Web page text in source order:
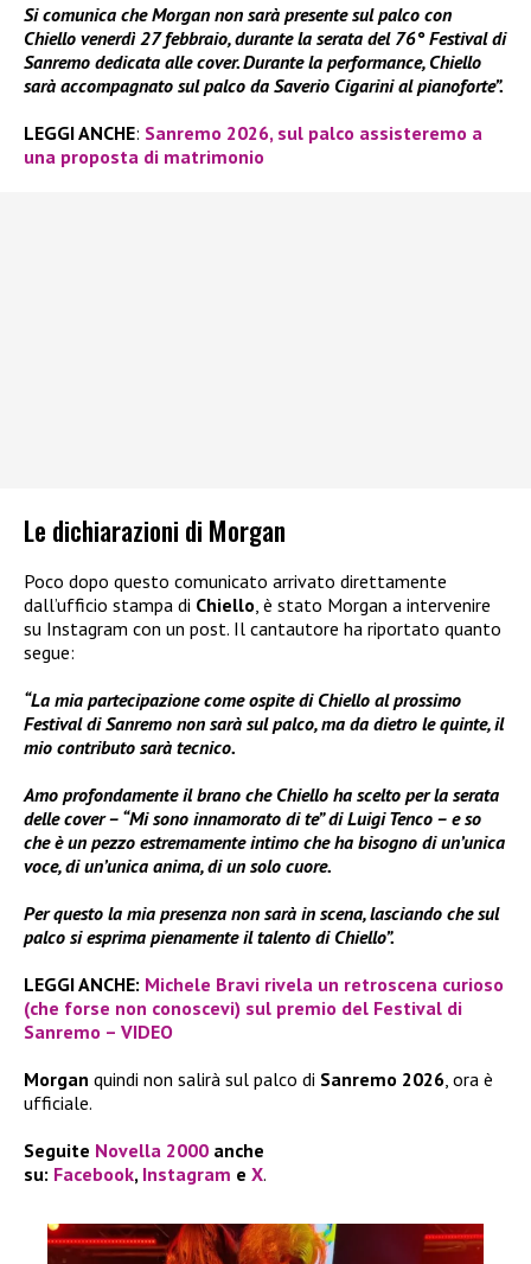
Si comunica che Morgan non sarà presente sul palco con
Chiello venerdì 27 febbraio, durante la serata del 76° Festival di
Sanremo dedicata alle cover. Durante la performance, Chiello
sarà accompagnato sul palco da Saverio Cigarini al pianoforte”.
LEGGI ANCHE: Sanremo 2026, sul palco assisteremo a
una proposta di matrimonio
Le dichiarazioni di Morgan
Poco dopo questo comunicato arrivato direttamente
dall’ufficio stampa di Chiello, è stato Morgan a intervenire
su Instagram con un post. Il cantautore ha riportato quanto
segue:
“La mia partecipazione come ospite di Chiello al prossimo
Festival di Sanremo non sarà sul palco, ma da dietro le quinte, il
mio contributo sarà tecnico.
Amo profondamente il brano che Chiello ha scelto per la serata
delle cover – “Mi sono innamorato di te” di Luigi Tenco – e so
che è un pezzo estremamente intimo che ha bisogno di un’unica
voce, di un’unica anima, di un solo cuore.
Per questo la mia presenza non sarà in scena, lasciando che sul
palco si esprima pienamente il talento di Chiello”.
LEGGI ANCHE: Michele Bravi rivela un retroscena curioso
(che forse non conoscevi) sul premio del Festival di
Sanremo – VIDEO
Morgan quindi non salirà sul palco di Sanremo 2026, ora è
ufficiale.
Seguite Novella 2000 anche
su: Facebook, Instagram e X.